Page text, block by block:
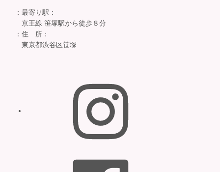
：最寄り駅：
京王線 笹塚駅から徒歩８分
：住 所：
東京都渋谷区笹塚